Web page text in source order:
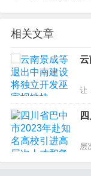
相关文章
云
让
拿
立
成
层